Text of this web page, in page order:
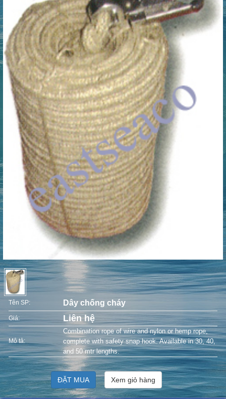
Tên SP: Dây chống cháy
Giá: Liên hệ
Mô tả:
Combination rope of wire and nylon or hemp rope,
complete with safety snap hook. Available in 30, 40,
and 50 mtr lengths.
ĐẶT MUA Xem giỏ hàng